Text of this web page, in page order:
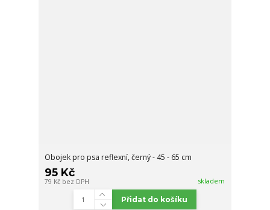
Obojek pro psa reflexní, černý - 45 - 65 cm
95 Kč
79 Kč bez DPH skladem
Přidat do košíku